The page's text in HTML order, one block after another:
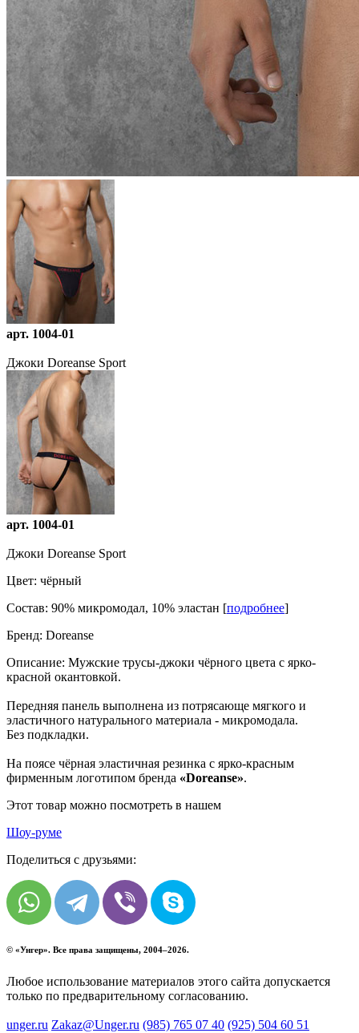
арт. 1004-01
Джоки Doreanse Sport
арт. 1004-01
Джоки Doreanse Sport
Цвет: чёрный
Состав: 90% микромодал, 10% эластан [подробнее]
Бренд: Doreanse
Описание: Мужские трусы-джоки чёрного цвета с ярко-
красной окантовкой.
Передняя панель выполнена из потрясающе мягкого и
эластичного натурального материала - микромодала.
Без подкладки.
На поясе чёрная эластичная резинка с ярко-красным
фирменным логотипом бренда «Doreanse».
Этот товар можно посмотреть в нашем
Шоу-руме
Поделиться с друзьями:
© «Унгер». Все права защищены, 2004–2026.
Любое использование материалов этого сайта допускается
только по предварительному согласованию.
unger.ru Zakaz@Unger.ru (985) 765 07 40 (925) 504 60 51